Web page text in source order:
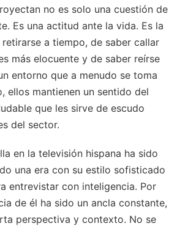
no es solo una cuestión de
Es una actitud ante la vida. Es la
a tiempo, de saber callar
más elocuente y de saber reírse
entorno que a menudo se toma
ellos mantienen un sentido del
que les sirve de escudo
del sector.
en la televisión hispana ha sido
una era con su estilo sofisticado
entrevistar con inteligencia. Por
de él ha sido un ancla constante,
perspectiva y contexto. No se